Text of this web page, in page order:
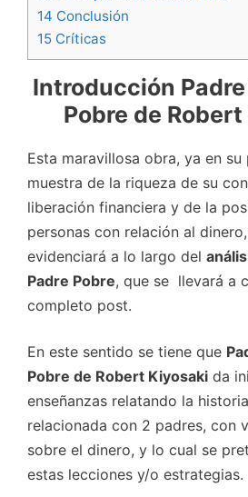
14 Conclusión
15 Críticas
Introducción Padre
Pobre de
Esta maravillosa obra, ya en
muestra de la riqueza de su
liberación financiera y de la
personas con relación al
evidenciará a lo largo del
Padre Pobre, que se llevará a
completo post.
En este sentido se tiene que
Pobre de Robert Kiyosaki da
enseñanzas relatando la
relacionada con 2 padres, con
sobre el dinero, y lo cual se
estas lecciones y/o estrategias.